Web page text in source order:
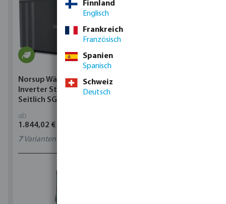
Norsup Wärmepumpe
Inverter Stahl Schwarz
Seitlich SG Silent-Pro
ab
1.844,02 €
7Varianten
Finnland
Englisch
Frankreich
Französisch
Spanien
Spanisch
Schweiz
Deutsch